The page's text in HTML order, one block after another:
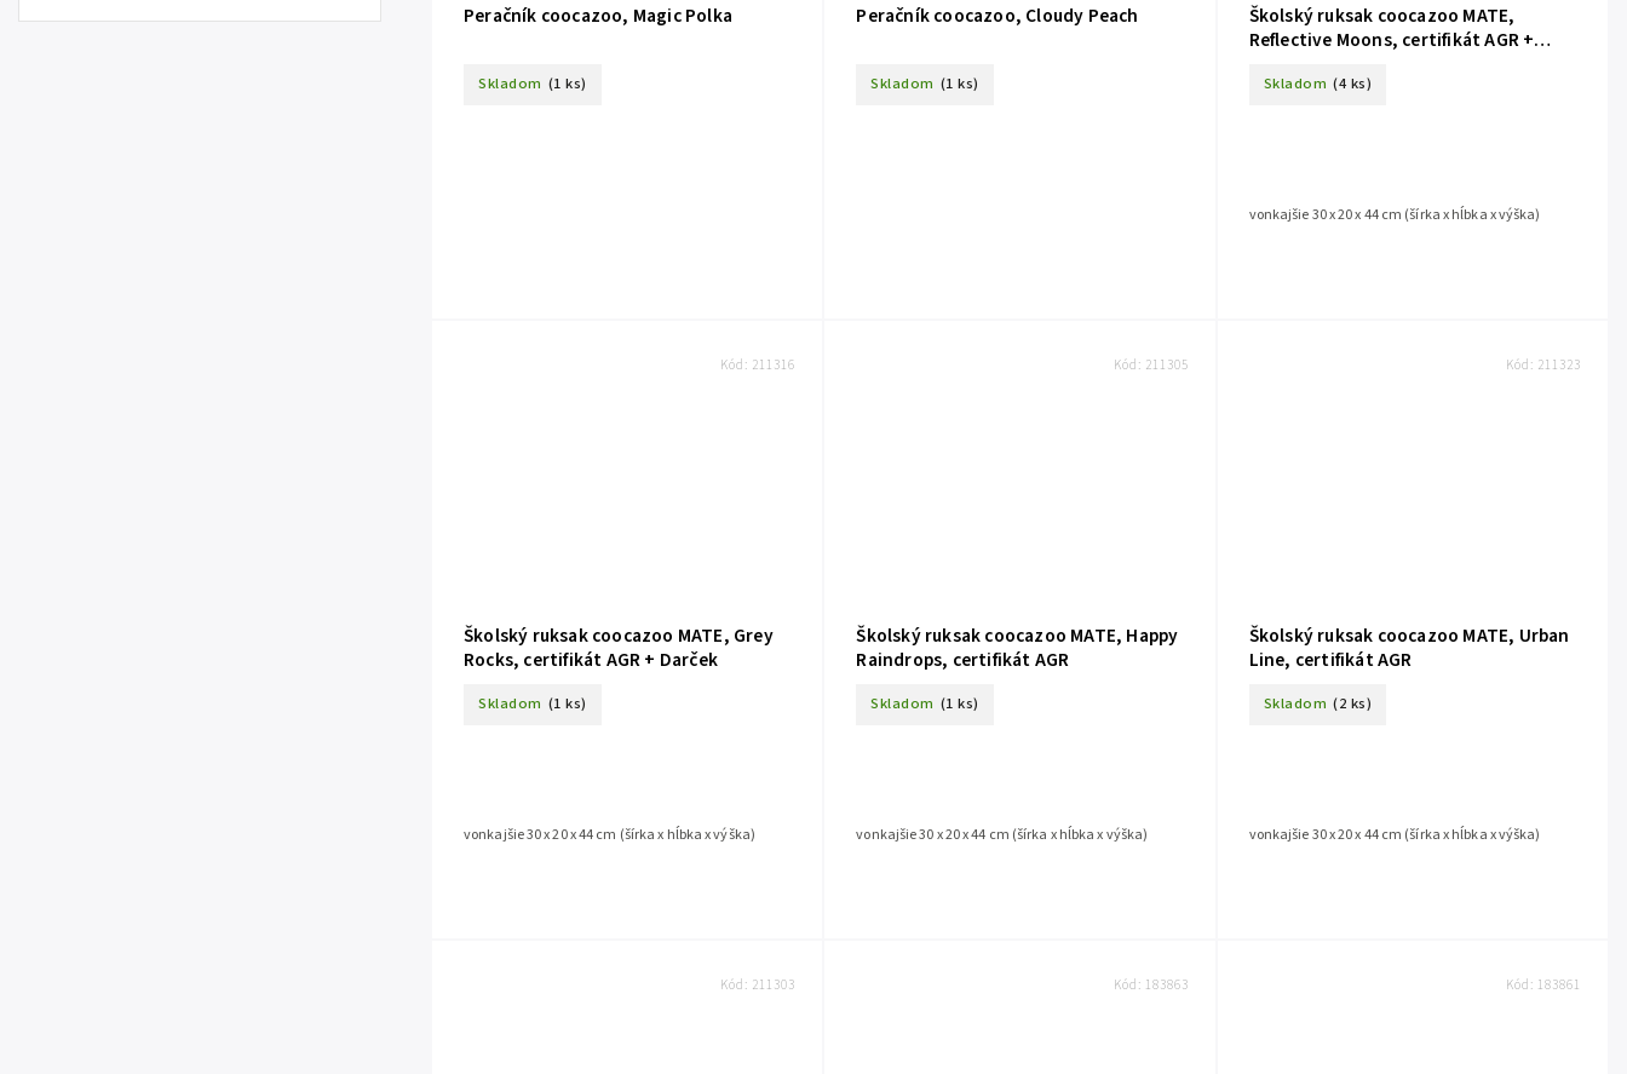
Peračník coocazoo, Magic Polka
Skladom (1 ks)
Peračník coocazoo, Cloudy Peach
Skladom (1 ks)
Školský ruksak coocazoo MATE,
Reflective Moons, certifikát AGR +
Skladom (4 ks)
vonkajšie 30 x 20 x 44 cm (šírka x hĺbka x výška)
Školský ruksak coocazoo MATE, Grey
Rocks, certifikát AGR + Darček
Skladom (1 ks)
vonkajšie 30 x 20 x 44 cm (šírka x hĺbka x výška)
Kód: 211316
Školský ruksak coocazoo MATE, Happy
Raindrops, certifikát AGR
Skladom (1 ks)
vonkajšie 30 x 20 x 44 cm (šírka x hĺbka x výška)
Kód: 211305
Školský ruksak coocazoo MATE, Urban
Line, certifikát AGR
Skladom (2 ks)
vonkajšie 30 x 20 x 44 cm (šírka x hĺbka x výška)
Kód: 211323
Kód: 211303 Kód: 183863 Kód: 183861